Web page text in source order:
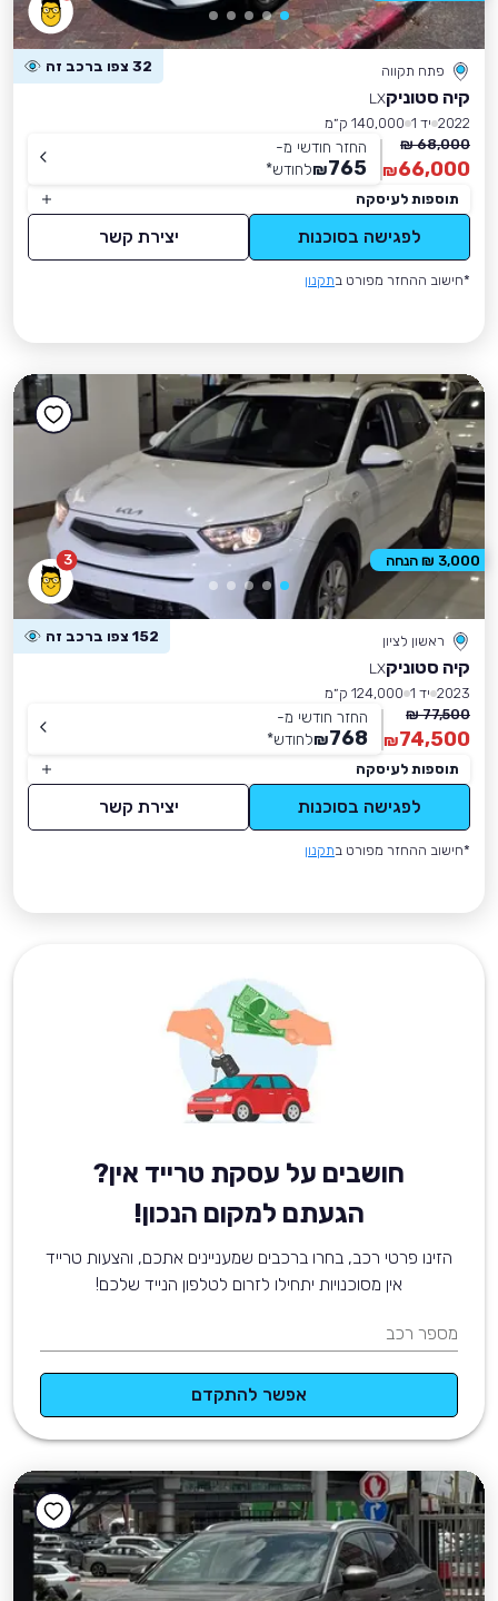
פתח תקווה 32 צפו ברכב זה
קיה סטוניקLX
2022 יד 1
140,000 ק״מ
68,000 ₪
66,000
₪
החזר חודשי מ-
765
₪לחודש*
תוספות לעיסקה
לפגישה בסוכנות יצירת קשר
*חישוב ההחזר מפורט בתקנון
3
ראשון לציון 152 צפו ברכב זה
קיה סטוניקLX
2023 יד 1
124,000 ק״מ
77,500 ₪
74,500
₪
החזר חודשי מ-
768
₪לחודש*
תוספות לעיסקה
לפגישה בסוכנות יצירת קשר
*חישוב ההחזר מפורט בתקנון
3,000 ₪ הנחה
חושבים על עסקת טרייד אין?
הגעתם למקום הנכון!
הזינו פרטי רכב, בחרו ברכבים שמעניינים אתכם, והצעות טרייד
אין מסוכנויות יתחילו לזרום לטלפון הנייד שלכם!
מספר רכב
אפשר להתקדם